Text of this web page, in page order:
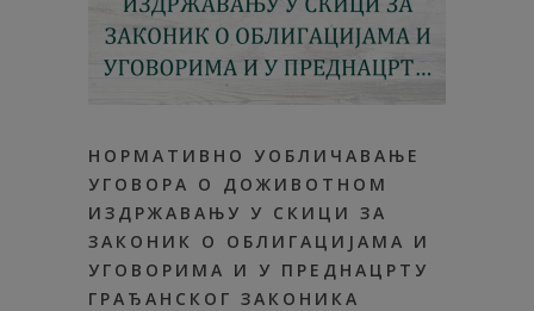
НОРМАТИВНО УОБЛИЧАВАЊЕ
УГОВОРА О ДОЖИВОТНОМ
ИЗДРЖАВАЊУ У СКИЦИ ЗА
ЗАКОНИК O ОБЛИГАЦИЈАМА И
УГОВОРИМА И У ПРЕДНАЦРТУ
ГРАЂАНСКОГ ЗАКОНИКА